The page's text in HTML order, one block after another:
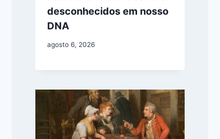
desconhecidos em nosso
DNA
agosto 6, 2026